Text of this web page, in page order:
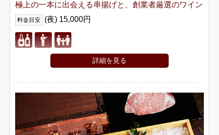
極上の一本に出会える串揚げと、創業者厳選のワイン
料金目安 (夜) 15,000円
詳細を見る